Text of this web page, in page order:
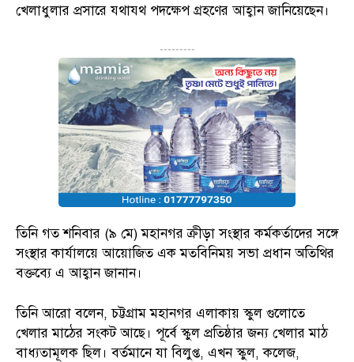
খেলাধুলার প্রসারে যথাযথ পদক্ষেপ গ্রহণের আহ্বান জানিয়েছেন।
---------
তিনি গত শনিবার (৯ মে) মহানগর ক্রীড়া সংস্থার কর্মকর্তাদের সঙ্গে
সংস্থার কার্যালয়ে আয়োজিত এক মতবিনিময় সভা প্রধান অতিথির
বক্তব্যে এ আহ্বান জানান।
তিনি আরো বলেন, চট্টগ্রাম মহানগর এলাকায় স্কুল গুলোতে
খেলার মাঠের সংকট আছে। পূর্বে স্কুল প্রতিষ্ঠার জন্য খেলার মাঠ
বাধ্যতামূলক ছিল। বর্তমানে যা বিলুপ্ত, এখন স্কুল, কলেজ,